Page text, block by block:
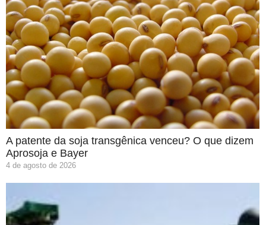
A patente da soja transgênica venceu? O que dizem
Aprosoja e Bayer
4 de agosto de 2026